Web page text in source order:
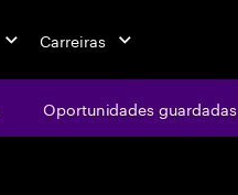
Carreiras
Oportunidades guardadas